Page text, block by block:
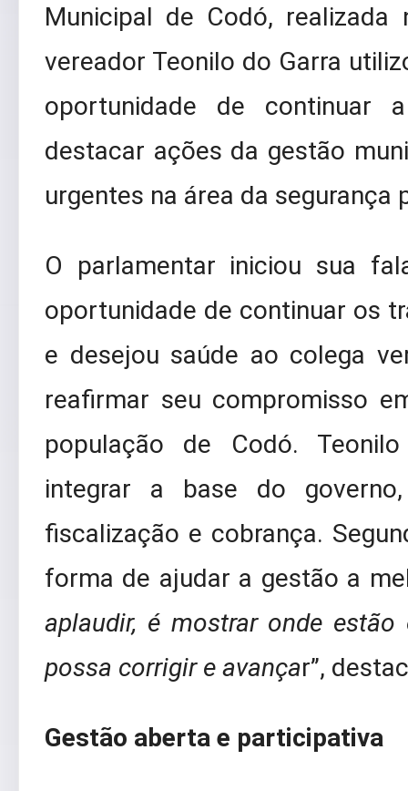
Municipal de Codó,
vereador Teonilo do Garra
oportunidade de continuar
destacar ações da gestão
urgentes na área da segurança
O parlamentar iniciou sua
oportunidade de continuar os
e desejou saúde ao colega
reafirmar seu compromisso
população de Codó.
integrar a base do
fiscalização e cobrança.
forma de ajudar a gestão a
aplaudir, é mostrar onde
possa corrigir e avançar”,
Gestão aberta e participativa